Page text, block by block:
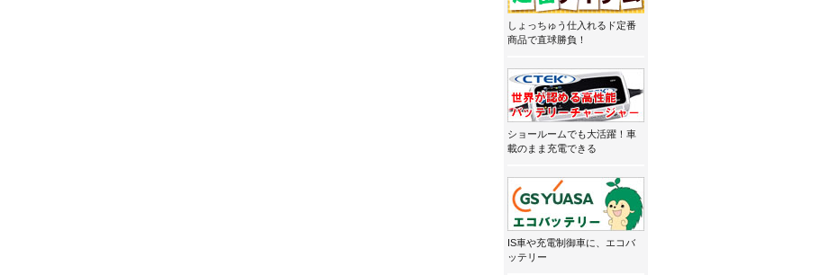
しょっちゅう仕入れるド定番
商品で直球勝負！
ショールームでも大活躍！車
載のまま充電できる
IS車や充電制御車に、エコバ
ッテリー